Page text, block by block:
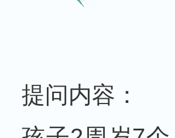
提问内容：